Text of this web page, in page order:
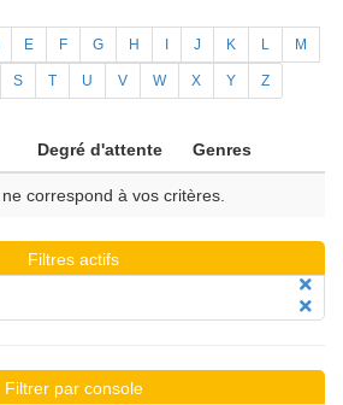
E F G H J K L M
S T U V W X Y Z
Degré d'attente Genres
correspond à vos critères.
Filtres actifs
Filtrer par console